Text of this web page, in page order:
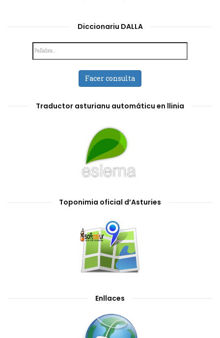
Diccionariu DALLA
Facer consulta
Traductor asturianu automáticu en llinia
Toponimia oficial d’Asturies
Enllaces